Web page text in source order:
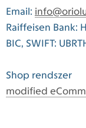
Email:
Raiffeisen Bank:
BIC, SWIFT:
Shop rendszer
modified